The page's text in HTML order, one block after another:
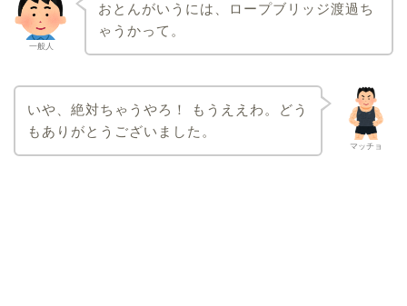
一般人
おとんがいうには、 ロープブリッジ渡過 ち
ゃうかって。
マッチョ
いや、絶対ちゃうやろ！ もうええわ。どう
もありがとうございました。